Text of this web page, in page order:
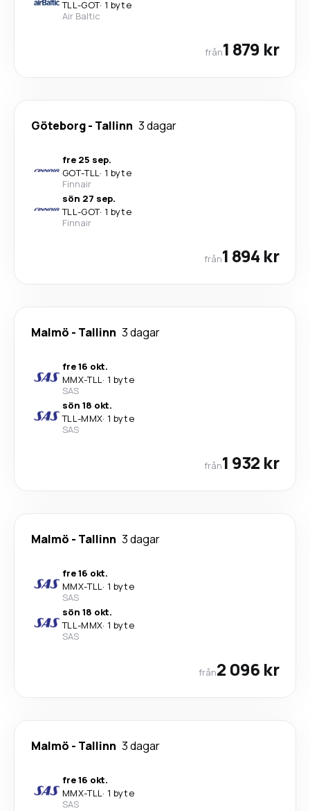
TLL-GOT· 1 byte
Air Baltic
från1 879 kr
Göteborg- Tallinn 3 dagar
fre 25 sep.
GOT-TLL· 1 byte
Finnair
sön 27 sep.
TLL-GOT· 1 byte
Finnair
från1 894 kr
Malmö - Tallinn 3 dagar
fre 16 okt.
MMX-TLL· 1 byte
SAS
sön 18 okt.
TLL-MMX· 1 byte
SAS
från1 932 kr
Malmö - Tallinn 3 dagar
fre 16 okt.
MMX-TLL· 1 byte
SAS
sön 18 okt.
TLL-MMX· 1 byte
SAS
från2 096 kr
Malmö - Tallinn 3 dagar
fre 16 okt.
MMX-TLL· 1 byte
SAS